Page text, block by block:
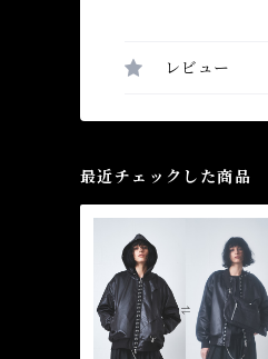
レビュー
最近チェックした商品